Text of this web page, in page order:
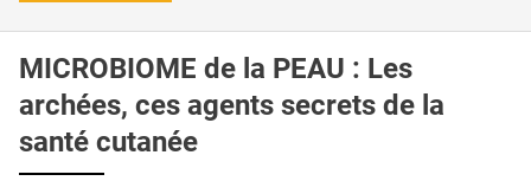
MICROBIOME de la PEAU : Les
archées, ces agents secrets de la
santé cutanée